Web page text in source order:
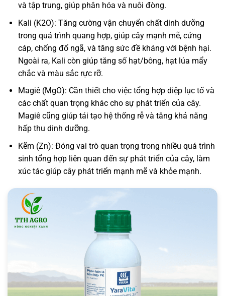
và tập trung, giúp phân hóa và nuôi đòng.
Kali (K2O): Tăng cường vận chuyển chất dinh dưỡng
trong quá trình quang hợp, giúp cây mạnh mẽ, cứng
cáp, chống đổ ngã, và tăng sức đề kháng với bệnh hại.
Ngoài ra, Kali còn giúp tăng số hạt/bông, hạt lúa mẩy
chắc và màu sắc rực rỡ.
Magiê (MgO): Cần thiết cho việc tổng hợp diệp lục tố và
các chất quan trọng khác cho sự phát triển của cây.
Magiê cũng giúp tái tạo hệ thống rễ và tăng khả năng
hấp thu dinh dưỡng.
Kẽm (Zn): Đóng vai trò quan trọng trong nhiều quá trình
sinh tổng hợp liên quan đến sự phát triển của cây, làm
xúc tác giúp cây phát triển mạnh mẽ và khỏe mạnh.